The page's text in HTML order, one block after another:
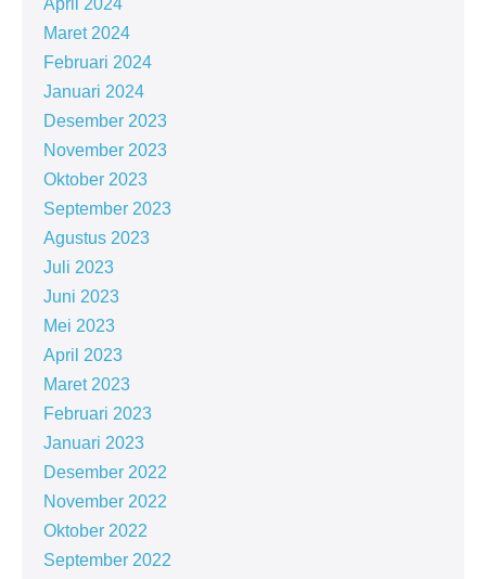
April 2024
Maret 2024
Februari 2024
Januari 2024
Desember 2023
November 2023
Oktober 2023
September 2023
Agustus 2023
Juli 2023
Juni 2023
Mei 2023
April 2023
Maret 2023
Februari 2023
Januari 2023
Desember 2022
November 2022
Oktober 2022
September 2022